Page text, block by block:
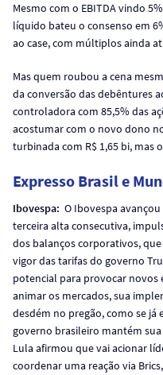
Mesmo com o EBITDA vindo
líquido bateu o consenso em
ao case, com múltiplos ainda
Mas quem roubou a cena
da conversão das debêntures
controladora com 85,5% das
acostumar com o novo dono
turbinada com R$ 1,65 bi, mas
Expresso Brasil e
Ibovespa: O Ibovespa
terceira alta consecutiva,
dos balanços corporativos,
vigor das tarifas do governo
potencial para provocar novos
animar os mercados, sua
desdém no pregão, como se já
governo brasileiro mantém
Lula afirmou que vai acionar
coordenar uma reação via